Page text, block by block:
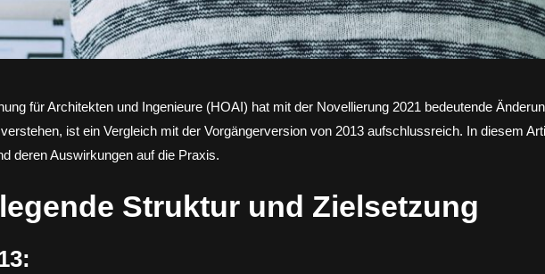
für Architekten und Ingenieure (HOAI) hat mit der Novellierung 2021 bedeutende
ist ein Vergleich mit der Vorgängerversion von 2013 aufschlussreich. In diesem
deren Auswirkungen auf die Praxis.
Struktur und Zielsetzung